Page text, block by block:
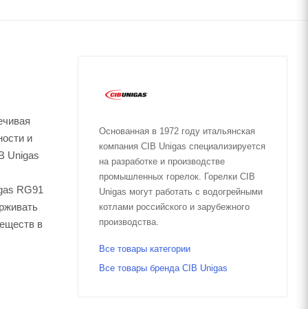
и
Unigas
RG91
в
Основанная в 1972 году итальянская
компания CIB Unigas специализируется
на разработке и производстве
промышленных горелок. Горелки CIB
Unigas могут работать с водогрейными
котлами российского и зарубежного
производства.
Все товары категории
Все товары бренда CIB Unigas